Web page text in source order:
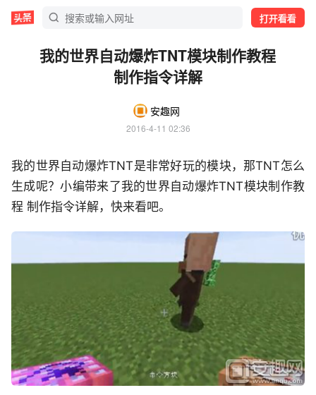
打开看看
我的世界自动爆炸TNT模块制作教程
制作指令详解
安趣网
2016-4-11 02:36
我的世界自动爆炸TNT是非常好玩的模块，那TNT怎么
生成呢？小编带来了我的世界自动爆炸TNT模块制作教
程 制作指令详解，快来看吧。